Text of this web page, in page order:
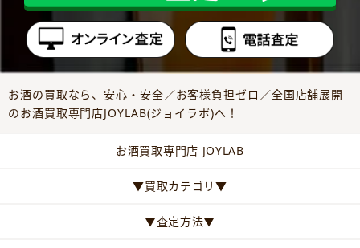
お酒の買取なら、安心・安全／お客様負担ゼロ／全国店舗展開
のお酒買取専門店JOYLAB(ジョイラボ)へ！
お酒買取専門店 JOYLAB
▼買取カテゴリ▼
▼査定方法▼